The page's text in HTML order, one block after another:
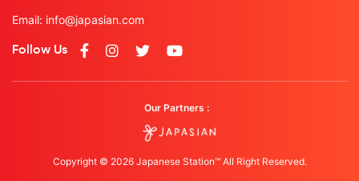
Email: info@japasian.com
Follow Us
Our Partners :
Copyright © 2026 Japanese Station™ All Right Reserved.